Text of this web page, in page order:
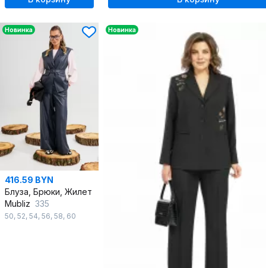
Новинка
416.59 BYN
Блуза, Брюки, Жилет
Mubliz 335
50, 52, 54, 56, 58, 60
Новинка